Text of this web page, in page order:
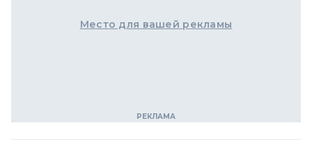
Место для вашей рекламы